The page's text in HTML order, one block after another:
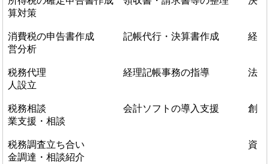
算対策
消費税の申告書作成 記帳代行・決算書作成 経
営分析
税務代理 経理記帳事務の指導 法
人設立
税務相談 会計ソフトの導入支援 創
業支援・相談
税務調査立ち合い 資
金調達・相談紹介